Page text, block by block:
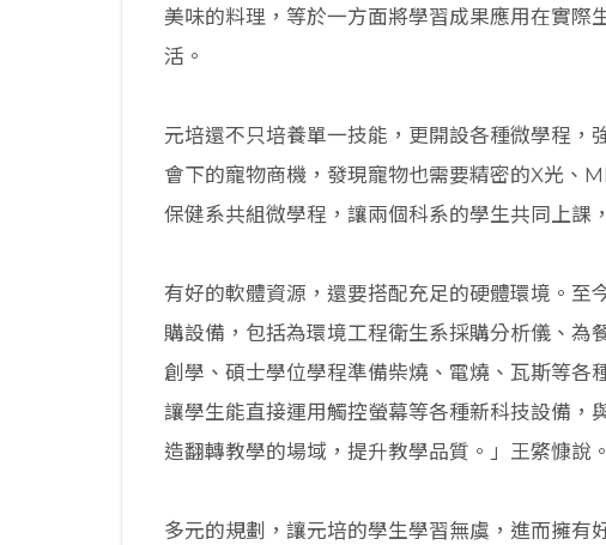
美味的料理，等於一方面將學習成果應用在實際
活。
元培還不只培養單一技能，更開設各種微學程，
會下的寵物商機，發現寵物也需要精密的X光、
保健系共組微學程，讓兩個科系的學生共同上課
有好的軟體資源，還要搭配充足的硬體環境。
購設備，包括為環境工程衛生系採購分析儀、為
創學、碩士學位學程準備柴燒、電燒、瓦斯等各
讓學生能直接運用觸控螢幕等各種新科技設備，
造翻轉教學的場域，提升教學品質。」王綮慷說。
多元的規劃，讓元培的學生學習無虞，進而擁有